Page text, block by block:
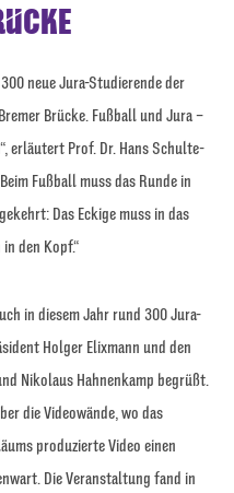
neue Jura-Studierende der
Brücke. Fußball und Jura –
erläutert Prof. Dr. Hans Schulte-
Fußball muss das Runde in
Das Eckige muss in das
den Kopf.“
in diesem Jahr rund 300 Jura-
Holger Elixmann und den
Nikolaus Hahnenkamp begrüßt.
die Videowände, wo das
produzierte Video einen
Die Veranstaltung fand in